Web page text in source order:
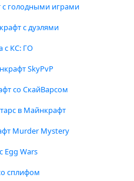
голодными играми
с дуэлями
с КС: ГО
SkyPvP
со СкайВарсом
в Майнкрафт
Murder Mystery
Egg Wars
сплифом